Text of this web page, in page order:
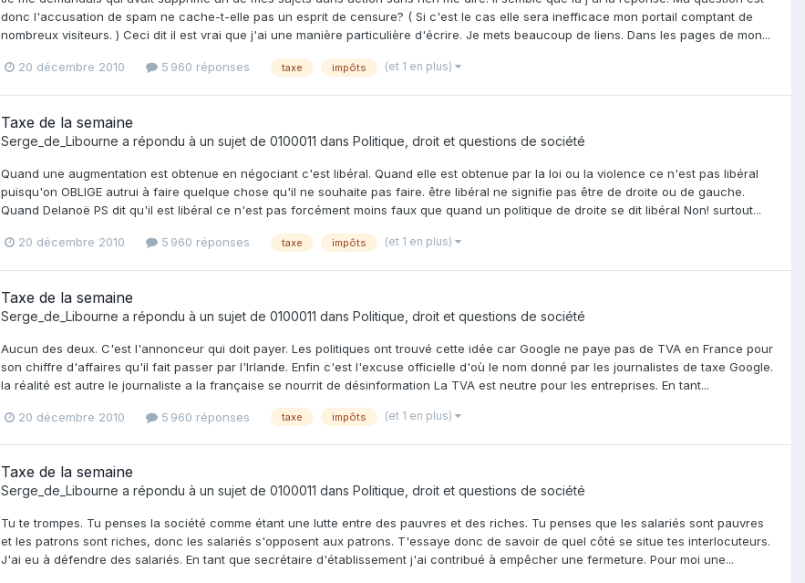
donc l'accusation de spam ne cache-t-elle pas un esprit de censure? ( Si c'est le cas elle sera inefficace mon portail comptant de
nombreux visiteurs. ) Ceci dit il est vrai que j'ai une manière particulière d'écrire. Je mets beaucoup de liens. Dans les pages de mon...
20 décembre 2010 5 960 réponses taxe impôts (et 1 en plus)
Taxe de la semaine
Serge_de_Libourne a répondu à un sujet de 0100011 dans Politique, droit et questions de société
Quand une augmentation est obtenue en négociant c'est libéral. Quand elle est obtenue par la loi ou la violence ce n'est pas libéral
puisqu'on OBLIGE autrui à faire quelque chose qu'il ne souhaite pas faire. être libéral ne signifie pas être de droite ou de gauche.
Quand Delanoë PS dit qu'il est libéral ce n'est pas forcément moins faux que quand un politique de droite se dit libéral Non! surtout...
20 décembre 2010 5 960 réponses taxe impôts (et 1 en plus)
Taxe de la semaine
Serge_de_Libourne a répondu à un sujet de 0100011 dans Politique, droit et questions de société
Aucun des deux. C'est l'annonceur qui doit payer. Les politiques ont trouvé cette idée car Google ne paye pas de TVA en France pour
son chiffre d'affaires qu'il fait passer par l'Irlande. Enfin c'est l'excuse officielle d'où le nom donné par les journalistes de taxe Google.
la réalité est autre le journaliste a la française se nourrit de désinformation La TVA est neutre pour les entreprises. En tant...
20 décembre 2010 5 960 réponses taxe impôts (et 1 en plus)
Taxe de la semaine
Serge_de_Libourne a répondu à un sujet de 0100011 dans Politique, droit et questions de société
Tu te trompes. Tu penses la société comme étant une lutte entre des pauvres et des riches. Tu penses que les salariés sont pauvres
et les patrons sont riches, donc les salariés s'opposent aux patrons. T'essaye donc de savoir de quel côté se situe tes interlocuteurs.
J'ai eu à défendre des salariés. En tant que secrétaire d'établissement j'ai contribué à empêcher une fermeture. Pour moi une...